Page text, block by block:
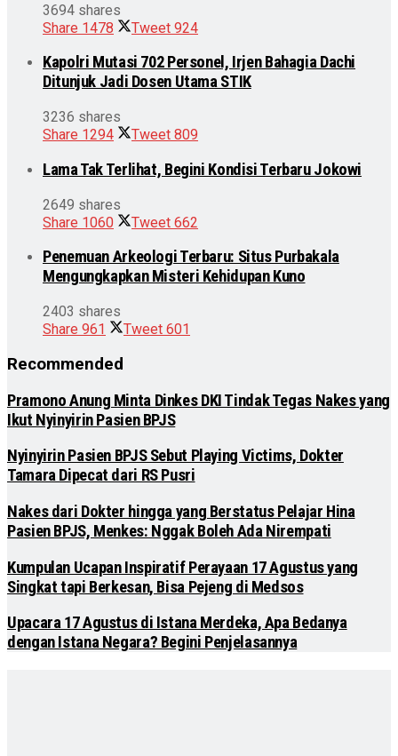
3694 shares
Share 1478 Tweet 924
Kapolri Mutasi 702 Personel, Irjen Bahagia Dachi
Ditunjuk Jadi Dosen Utama STIK
3236 shares
Share 1294 Tweet 809
Lama Tak Terlihat, Begini Kondisi Terbaru Jokowi
2649 shares
Share 1060 Tweet 662
Penemuan Arkeologi Terbaru: Situs Purbakala
Mengungkapkan Misteri Kehidupan Kuno
2403 shares
Share 961 Tweet 601
Recommended
Pramono Anung Minta Dinkes DKI Tindak Tegas Nakes yang
Ikut Nyinyirin Pasien BPJS
Nyinyirin Pasien BPJS Sebut Playing Victims, Dokter
Tamara Dipecat dari RS Pusri
Nakes dari Dokter hingga yang Berstatus Pelajar Hina
Pasien BPJS, Menkes: Nggak Boleh Ada Nirempati
Kumpulan Ucapan Inspiratif Perayaan 17 Agustus yang
Singkat tapi Berkesan, Bisa Pejeng di Medsos
Upacara 17 Agustus di Istana Merdeka, Apa Bedanya
dengan Istana Negara? Begini Penjelasannya